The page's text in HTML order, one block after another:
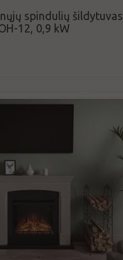
spindulių šildytuvas
12, 0,9 kW